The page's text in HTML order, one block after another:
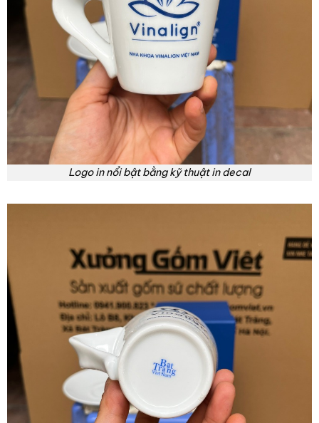
Logo in nổi bật bằng kỹ thuật in decal